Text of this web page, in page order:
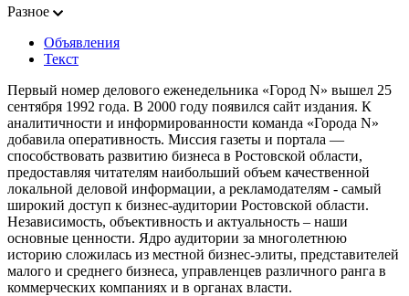
Разное
Объявления
Текст
Первый номер делового еженедельника «Город N» вышел 25
сентября 1992 года. В 2000 году появился сайт издания. К
аналитичности и информированности команда «Города N»
добавила оперативность. Миссия газеты и портала —
способствовать развитию бизнеса в Ростовской области,
предоставляя читателям наибольший объем качественной
локальной деловой информации, а рекламодателям - самый
широкий доступ к бизнес-аудитории Ростовской области.
Независимость, объективность и актуальность – наши
основные ценности. Ядро аудитории за многолетнюю
историю сложилась из местной бизнес-элиты, представителей
малого и среднего бизнеса, управленцев различного ранга в
коммерческих компаниях и в органах власти.